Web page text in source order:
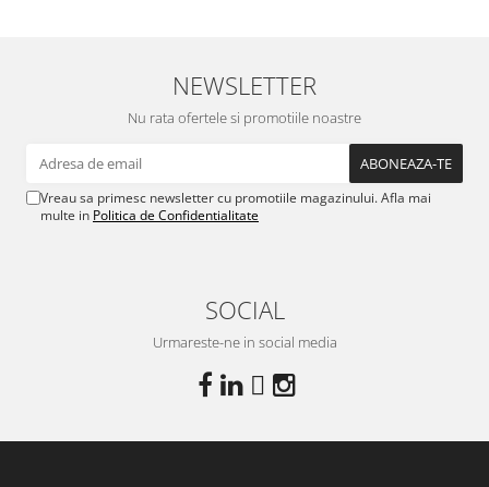
NEWSLETTER
Nu rata ofertele si promotiile noastre
Vreau sa primesc newsletter cu promotiile magazinului. Afla mai
multe in Politica de Confidentialitate
SOCIAL
Urmareste-ne in social media